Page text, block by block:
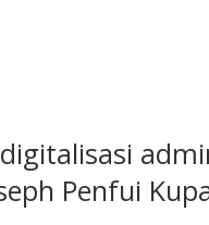
Penfui